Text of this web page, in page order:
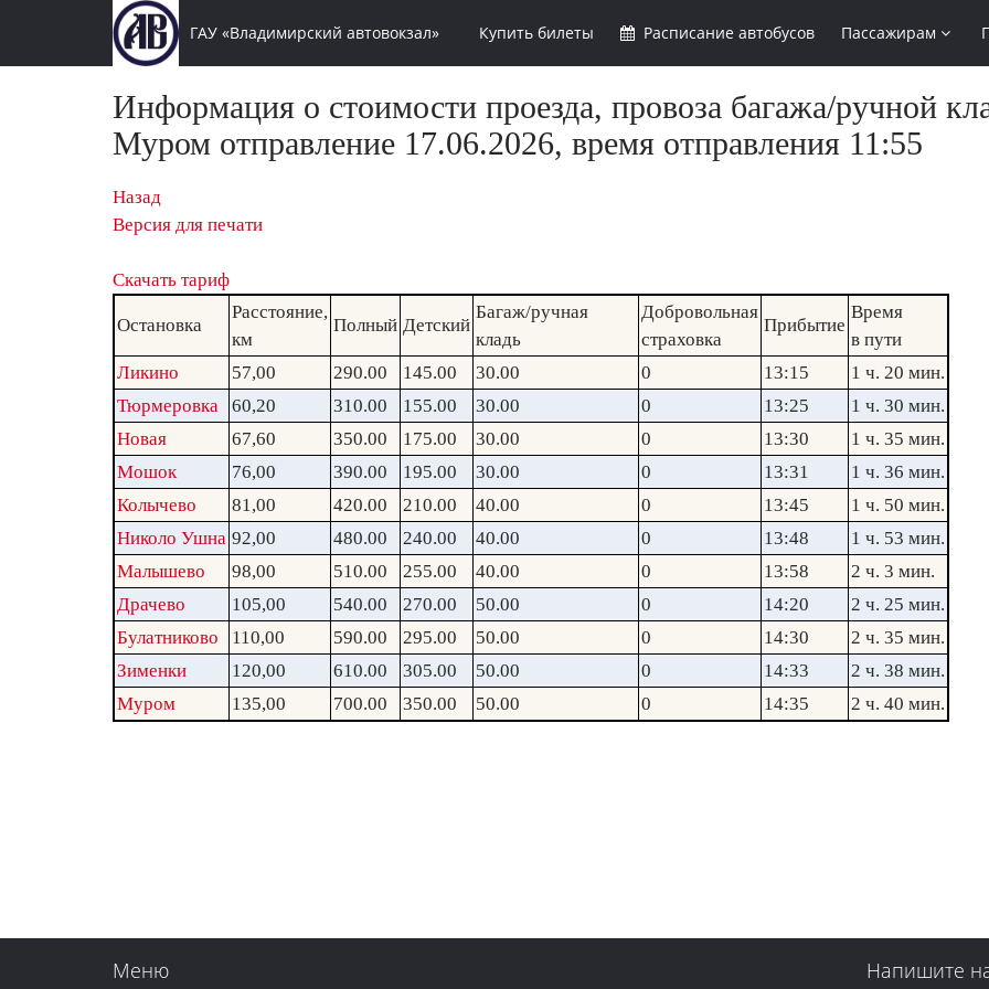
ГАУ «Владимирский автовокзал» Купить билеты Расписание автобусов Пассажирам
Информация о стоимости проезда, провоза багажа/ручной
Муром отправление 17.06.2026, время отправления 11:55
Назад
Версия для печати
Скачать тариф
Остановка
Расстояние,
км
Полный Детский
Багаж/ручная
кладь
Добровольная
страховка
Прибытие
Время
в пути
Ликино
57,00 290.00 145.00 30.00 0 13:15
1 ч. 20 мин.
Тюрмеровка
60,20 310.00 155.00 30.00 0 13:25
1 ч. 30 мин.
Новая
67,60 350.00 175.00 30.00 0 13:30
1 ч. 35 мин.
Мошок
76,00 390.00 195.00 30.00 0 13:31
1 ч. 36 мин.
Колычево
81,00 420.00 210.00 40.00 0 13:45
1 ч. 50 мин.
Николо Ушна 92,00 480.00 240.00 40.00 0 13:48
1 ч. 53 мин.
Малышево
98,00 510.00 255.00 40.00 0 13:58
2 ч. 3 мин.
Драчево
105,00 540.00 270.00 50.00 0 14:20
2 ч. 25 мин.
Булатниково
110,00 590.00 295.00 50.00 0 14:30
2 ч. 35 мин.
Зименки
120,00 610.00 305.00 50.00 0 14:33
2 ч. 38 мин.
Муром
135,00 700.00 350.00 50.00 0 14:35 2 ч. 40 мин.
Меню Напишите